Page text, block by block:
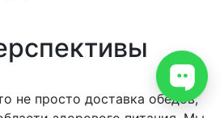
не просто доставка обедов,